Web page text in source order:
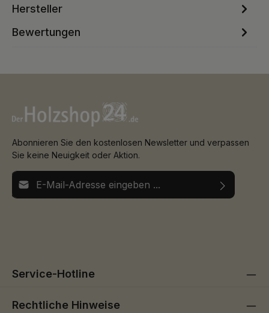
Hersteller
Bewertungen
Abonnieren Sie den kostenlosen Newsletter und verpassen
Sie keine Neuigkeit oder Aktion.
E-Mail-Adresse*
Service-Hotline
Rechtliche Hinweise